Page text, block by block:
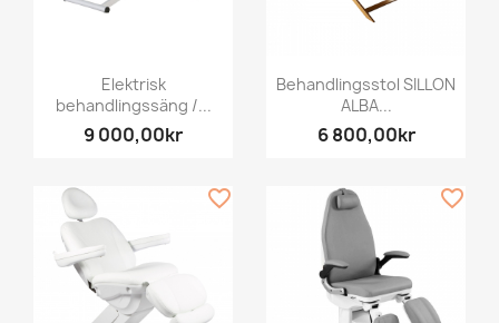
Elektrisk
behandlingssäng /...
9 000,00kr
Behandlingsstol SILLON
ALBA...
6 800,00kr
favorite_border favorite_border